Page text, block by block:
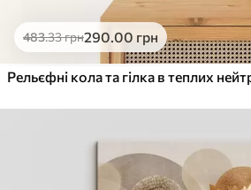
483.33грн290.00 грн